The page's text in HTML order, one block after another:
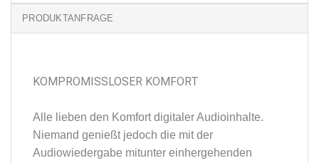
PRODUKTANFRAGE
KOMPROMISSLOSER KOMFORT
Alle lieben den Komfort digitaler Audioinhalte.
Niemand genießt jedoch die mit der
Audiowiedergabe mitunter einhergehenden